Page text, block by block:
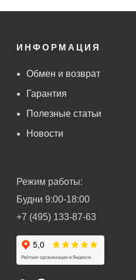
ИНФОРМАЦИЯ
Обмен и возврат
Гарантия
Полезные статьи
Новости
Режим работы:
Будни 9:00-18:00
+7 (495) 133-87-63